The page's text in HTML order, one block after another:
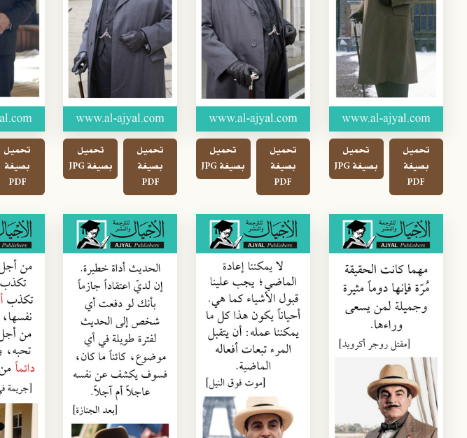
تحميل
بصيغة
PDF
تحميل
بصيغة JPG
تحميل
بصيغة
PDF
تحميل
بصيغة JPG
تحميل
بصيغة
PDF
تحميل
بصيغة JPG
تحميل
بصيغة
PDF